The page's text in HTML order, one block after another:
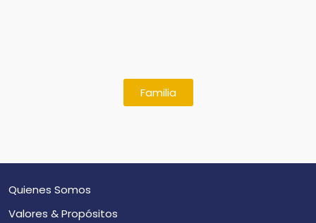
Familia
Quienes Somos
Valores & Propósitos